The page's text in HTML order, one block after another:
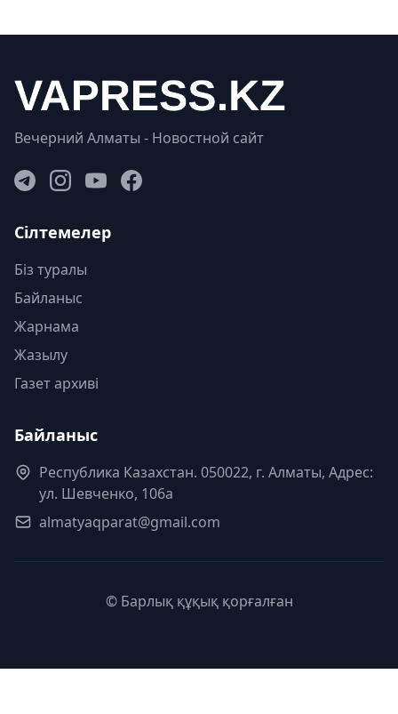
Вечерний Алматы - Новостной сайт
Сілтемелер
Біз туралы
Байланыс
Жарнама
Жазылу
Газет архиві
Байланыс
Республика Казахстан. 050022, г. Алматы, Адрес:
ул. Шевченко, 106а
almatyaqparat@gmail.com
© Барлық құқық қорғалған